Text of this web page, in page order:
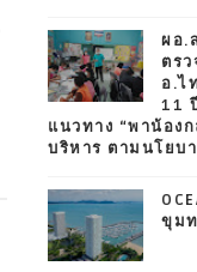
ผอ.
ตรว
อ.ไ
11
แนวทาง “พาน้อง
บริหาร ตามนโยบ
ขุม